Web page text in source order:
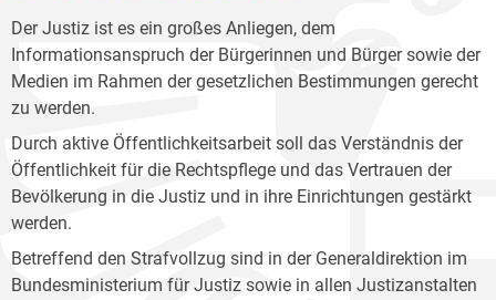
Der Justiz ist es ein großes Anliegen, dem
Informationsanspruch der Bürgerinnen und Bürger sowie der
Medien im Rahmen der gesetzlichen Bestimmungen gerecht
zu werden.
Durch aktive Öffentlichkeitsarbeit soll das Verständnis der
Öffentlichkeit für die Rechtspflege und das Vertrauen der
Bevölkerung in die Justiz und in ihre Einrichtungen gestärkt
werden.
Betreffend den Strafvollzug sind in der Generaldirektion im
Bundesministerium für Justiz sowie in allen Justizanstalten